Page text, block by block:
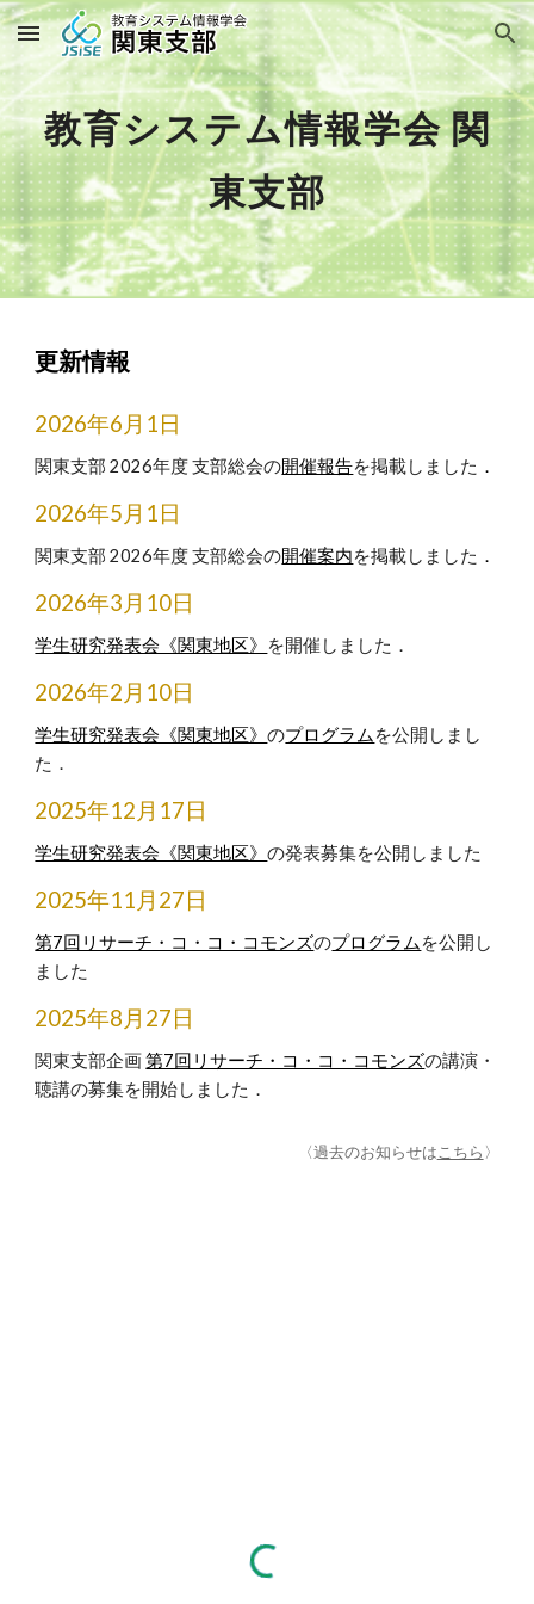
Skip to main content Skip to navigation
教育システム情報学会 関
東支部
更新情報
2026年6月1日
関東支部 2026年度 支部総会の開催報告を掲載しました ．
2026年5月1日
関東支部 2026年度 支部総会の開催案内を掲載しました ．
2026年3月10日
学生研究発表会《関東地区》 を開催しました．
2026年2月10日
学生研究発表会《関東地区》のプログラム を公開しまし
た．
2025年12月 17日
学生研究発表会《関東地区》の発表募集を公開しました
2025年11月27日
第7回リサーチ・コ・コ・コモンズのプログラム を公開し
ました
2025年8月27日
関東支部企画第7回リサーチ・コ・コ・コモンズの講演・
聴講の募集を開始しました ．
〈過去のお知らせは こちら 〉